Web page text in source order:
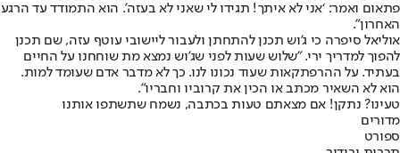
פתאום ואמר: ‘אני לא איתך! תגידו לי שאני לא בעזה’. הוא התמודד עד הרגע
האחרון".
אוליאל סיפרה כי ג'וש תכנן להתחתן ולעבור ליישובי עוטף עזה, שם תכנן
להפוך למדריך ירי. "שלוש שעות לפני שג'וש נמצא מת שוחחנו על החיים
בעתיד. על ההרפתקאות שעוד נכונו לנו. כך לא מדבר אדם שעומד למות.
הוא לא השאיר מכתב או הכין את קרוביו וחבריו".
טעינו? נתקן! אם מצאתם טעות בכתבה, נשמח שתשתפו אותנו
מדורים
ספורט